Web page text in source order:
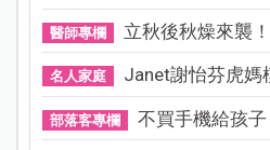
醫師專欄 立秋後秋燥來襲
名人家庭 Janet謝怡芬虎媽
部落客專欄 不買手機給孩